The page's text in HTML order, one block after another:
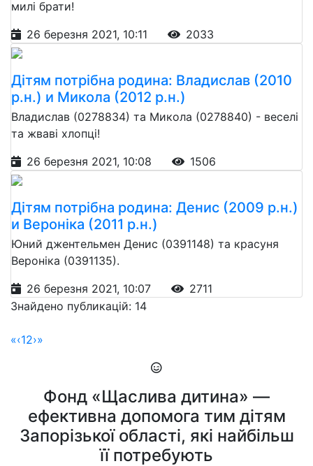
милі брати!
26 березня 2021, 10:11
2033
Дітям потрібна родина: Владислав (2010
р.н.) и Микола (2012 р.н.)
Владислав (0278834) та Микола (0278840) - веселі
та жваві хлопці!
26 березня 2021, 10:08
1506
Дітям потрібна родина: Денис (2009 р.н.)
и Вероніка (2011 р.н.)
Юний джентельмен Денис (0391148) та красуня
Вероніка (0391135).
26 березня 2021, 10:07
2711
Знайдено публикацій: 14
«‹12›»
Фонд «Щаслива дитина» —
ефективна допомога тим дітям
Запорізької області, які найбільш
її потребують